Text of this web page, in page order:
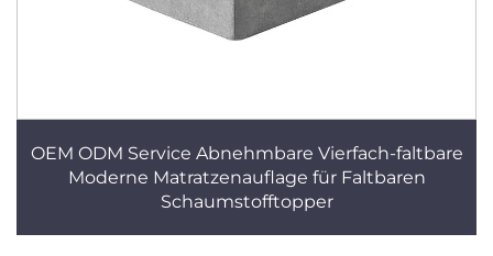
OEM ODM Service Abnehmbare Vierfach-faltbare
Moderne Matratzenauflage für Faltbaren
Schaumstofftopper